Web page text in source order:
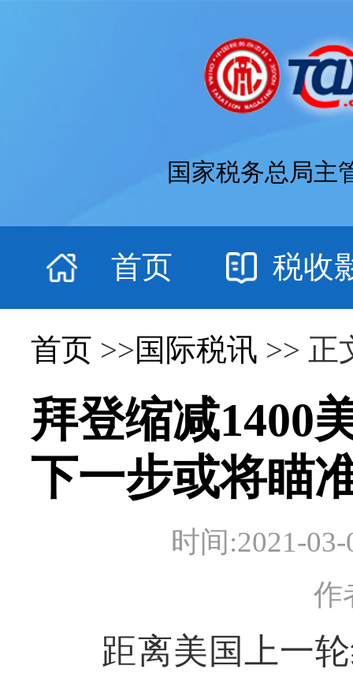
国家税务总局主
首页 税收
首页 >>国际税讯 >> 正
拜登缩减1400
下一步或将瞄
时间:2021-
作
距离美国上一轮